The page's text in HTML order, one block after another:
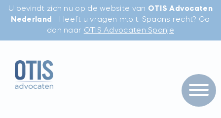
U bevindt zich nu op de website van OTIS Advocaten
Nederland - Heeft u vragen m.b.t. Spaans recht? Ga
dan naar OTIS Advocaten Spanje